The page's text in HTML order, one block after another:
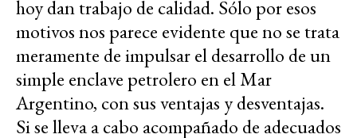
hoy dan trabajo de calidad. Sólo por esos
motivos nos parece evidente que no se trata
meramente de impulsar el desarrollo de un
simple enclave petrolero en el Mar
Argentino, con sus ventajas y desventajas.
Si se lleva a cabo acompañado de adecuados